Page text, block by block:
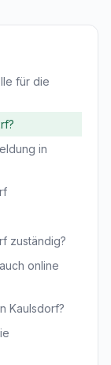
für die
in
zuständig?
online
Kaulsdorf?